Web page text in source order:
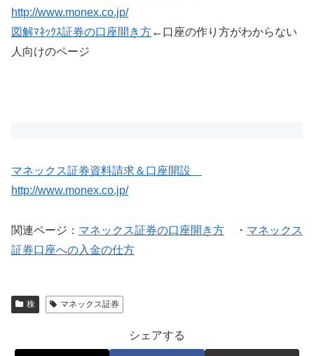
http://www.monex.co.jp/
図解ﾏﾈｯｸｽ証券の口座開き方←口座の作り方がわからない
人向けのページ
マネックス証券資料請求＆口座開設
http://www.monex.co.jp/
関連ページ： マネックス証券の口座開き方 ・ マネックス
証券口座への入金の仕方
株 マネックス証券
シェアする